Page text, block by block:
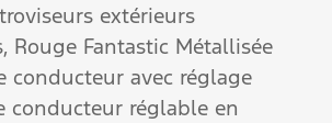
extérieurs
Rouge Fantastic Métallisée
conducteur avec réglage
conducteur réglable en